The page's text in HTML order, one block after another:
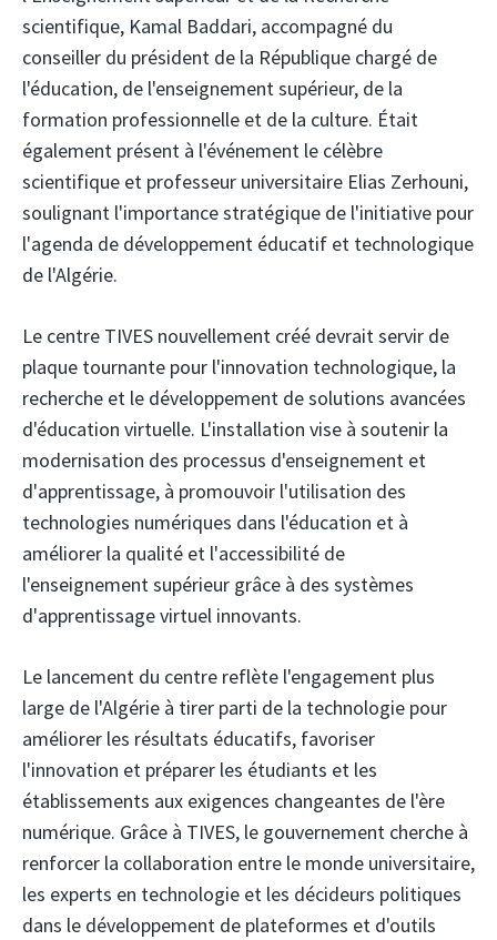
scientifique, Kamal Baddari, accompagné du
conseiller du président de la République chargé de
l'éducation, de l'enseignement supérieur, de la
formation professionnelle et de la culture. Était
également présent à l'événement le célèbre
scientifique et professeur universitaire Elias Zerhouni,
soulignant l'importance stratégique de l'initiative pour
l'agenda de développement éducatif et technologique
de l'Algérie.
Le centre TIVES nouvellement créé devrait servir de
plaque tournante pour l'innovation technologique, la
recherche et le développement de solutions avancées
d'éducation virtuelle. L'installation vise à soutenir la
modernisation des processus d'enseignement et
d'apprentissage, à promouvoir l'utilisation des
technologies numériques dans l'éducation et à
améliorer la qualité et l'accessibilité de
l'enseignement supérieur grâce à des systèmes
d'apprentissage virtuel innovants.
Le lancement du centre reflète l'engagement plus
large de l'Algérie à tirer parti de la technologie pour
améliorer les résultats éducatifs, favoriser
l'innovation et préparer les étudiants et les
établissements aux exigences changeantes de l'ère
numérique. Grâce à TIVES, le gouvernement cherche à
renforcer la collaboration entre le monde universitaire,
les experts en technologie et les décideurs politiques
dans le développement de plateformes et d'outils